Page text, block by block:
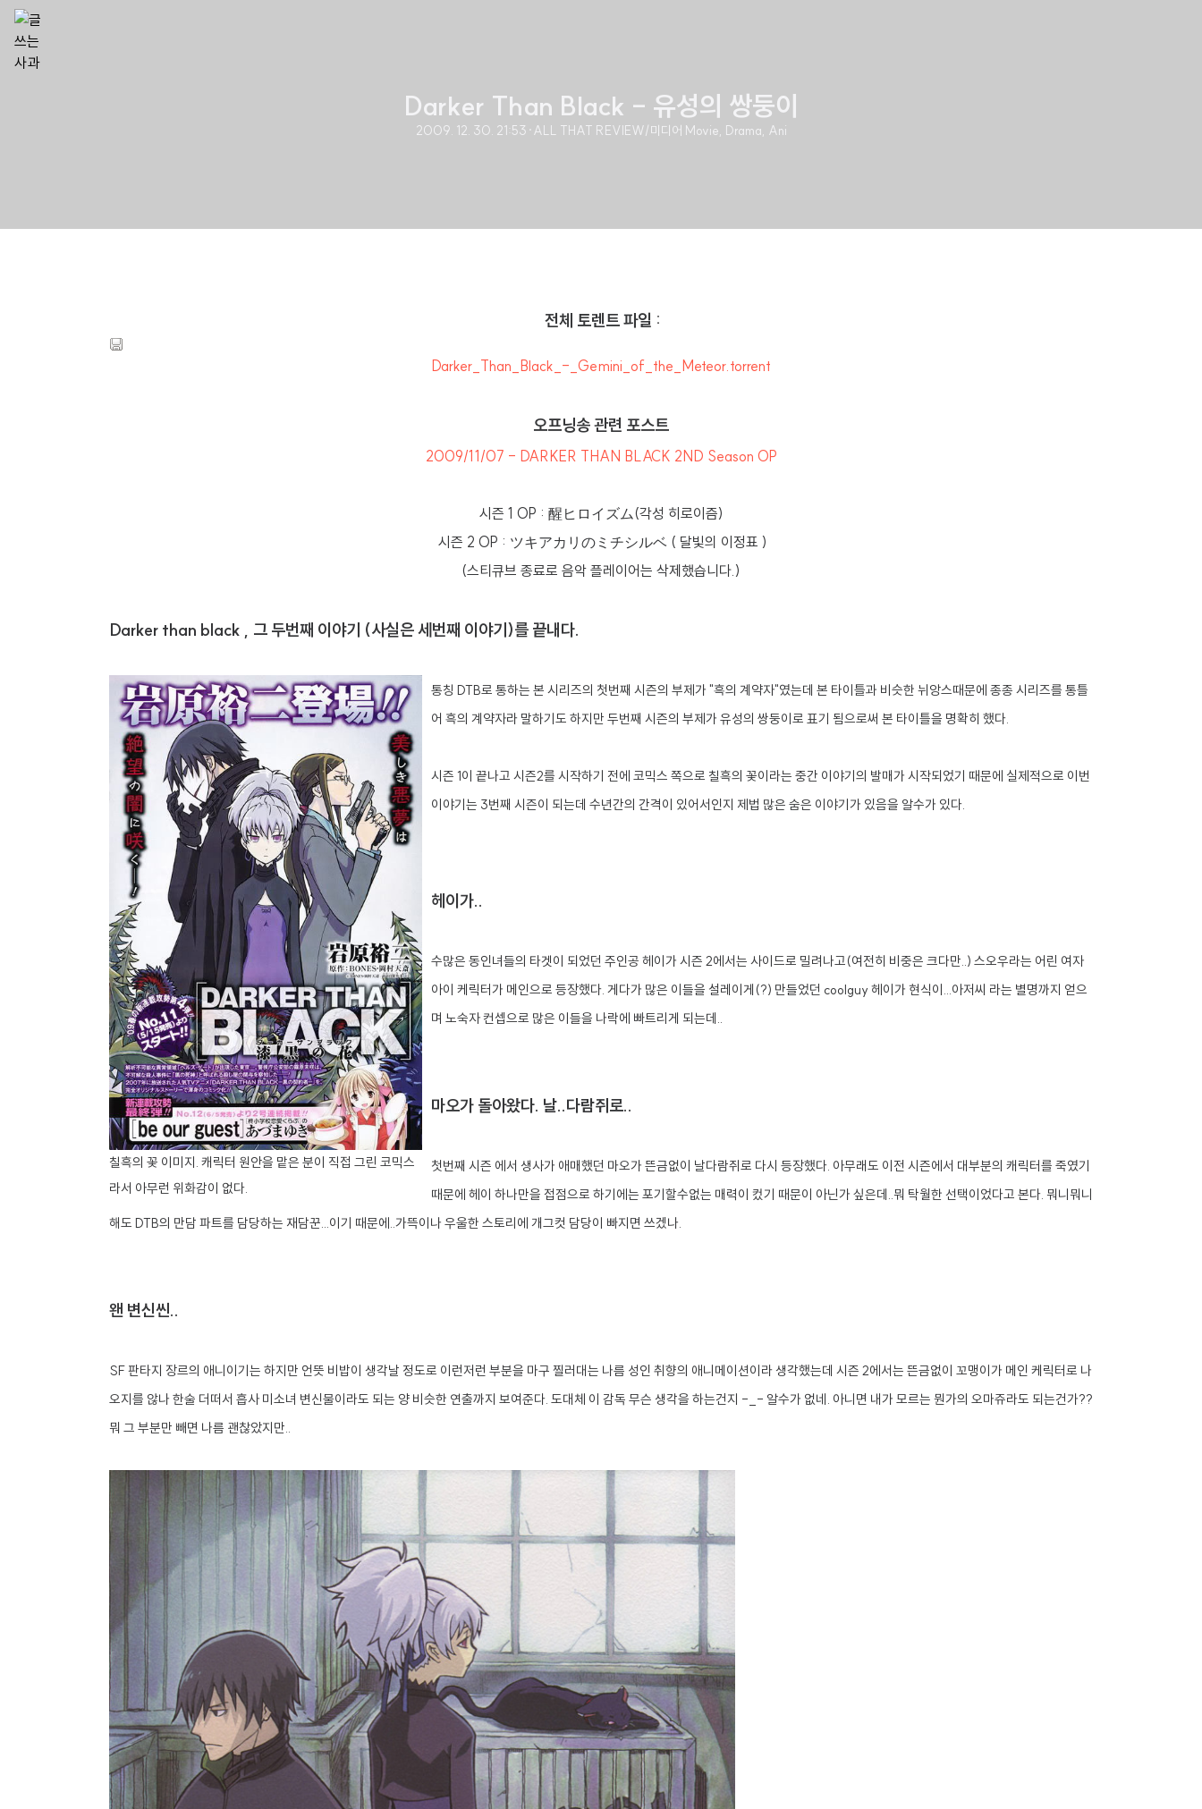
Darker Than Black - 유성의 쌍둥이
2009. 12. 30. 21:53 ·ALL THAT REVIEW/미디어 Movie, Drama, Ani
전체 토렌트 파일 :
Darker_Than_Black_-_Gemini_of_the_Meteor.torrent
오프닝송 관련 포스트
2009/11/07 - DARKER THAN BLACK 2ND Season OP
시즌 1 OP : 醒ヒロイズム(각성 히로이즘)
시즌 2 OP : ツキアカリのミチシルベ ( 달빛의 이정표 )
(스티큐브 종료로 음악 플레이어는 삭제했습니다.)
Darker than black , 그 두번째 이야기 (사실은 세번째 이야기)를 끝내다.
칠흑의 꽃 이미지. 캐릭터 원안을 맡은 분이 직접 그린 코믹스
라서 아무런 위화감이 없다.
통칭 DTB로 통하는 본 시리즈의 첫번째 시즌의 부제가 "흑의 계약자"였는데 본 타이틀과 비슷한 뉘앙스때문에 종종 시리즈를 통틀
어 흑의 계약자라 말하기도 하지만 두번째 시즌의 부제가 유성의 쌍둥이로 표기 됨으로써 본 타이틀을 명확히 했다.
시즌 1이 끝나고 시즌2를 시작하기 전에 코믹스 쪽으로 칠흑의 꽃이라는 중간 이야기의 발매가 시작되었기 때문에 실제적으로 이번
이야기는 3번째 시즌이 되는데 수년간의 간격이 있어서인지 제법 많은 숨은 이야기가 있음을 알수가 있다.
헤이가..
수많은 동인녀들의 타겟이 되었던 주인공 헤이가 시즌 2에서는 사이드로 밀려나고(여전히 비중은 크다만..) 스오우라는 어린 여자
아이 케릭터가 메인으로 등장했다. 게다가 많은 이들을 설레이게(?) 만들었던 coolguy 헤이가 현식이...아저씨 라는 별명까지 얻으
며 노숙자 컨셉으로 많은 이들을 나락에 빠트리게 되는데..
마오가 돌아왔다. 날..다람쥐로..
첫번째 시즌 에서 생사가 애매했던 마오가 뜬금없이 날다람쥐로 다시 등장했다. 아무래도 이전 시즌에서 대부분의 캐릭터를 죽였기
때문에 헤이 하나만을 접점으로 하기에는 포기할수없는 매력이 컸기 때문이 아닌가 싶은데..뭐 탁월한 선택이었다고 본다. 뭐니뭐니
해도 DTB의 만담 파트를 담당하는 재담꾼...이기 때문에..가뜩이나 우울한 스토리에 개그컷 담당이 빠지면 쓰겠나.
왠 변신씬..
SF 판타지 장르의 애니이기는 하지만 언뜻 비밥이 생각날 정도로 이런저런 부분을 마구 찔러대는 나름 성인 취향의 애니메이션이라 생각했는데 시즌 2에서는 뜬금없이 꼬맹이가 메인 케릭터로 나
오지를 않나 한술 더떠서 흡사 미소녀 변신물이라도 되는 양 비슷한 연출까지 보여준다. 도대체 이 감독 무슨 생각을 하는건지 -_- 알수가 없네. 아니면 내가 모르는 뭔가의 오마쥬라도 되는건가??
뭐 그 부분만 빼면 나름 괜찮았지만..